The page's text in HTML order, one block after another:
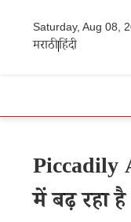
Saturday, Aug 08,
मराठीहिंदी
Piccadily
में बढ़ रहा है